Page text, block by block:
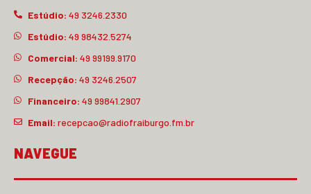
Estúdio: 49 3246.2330
Estúdio: 49 98432.5274
Comercial: 49 99199.9170
Recepção: 49 3246.2507
Financeiro: 49 99841.2907
Email: recepcao@radiofraiburgo.fm.br
NAVEGUE